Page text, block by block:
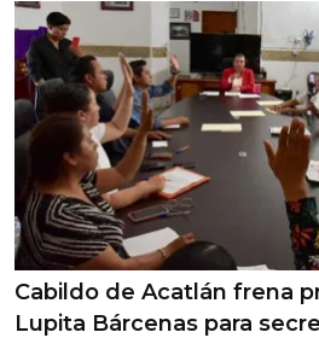
Cabildo de Acatlán frena
Lupita Bárcenas para